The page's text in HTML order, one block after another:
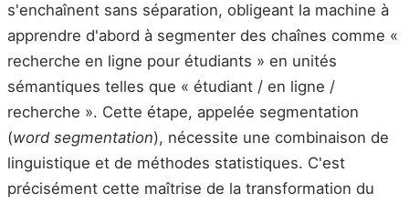
s'enchaînent sans séparation, obligeant la machine à
apprendre d'abord à segmenter des chaînes comme «
recherche en ligne pour étudiants » en unités
sémantiques telles que « étudiant / en ligne /
recherche ». Cette étape, appelée segmentation
(word segmentation), nécessite une combinaison de
linguistique et de méthodes statistiques. C'est
précisément cette maîtrise de la transformation du